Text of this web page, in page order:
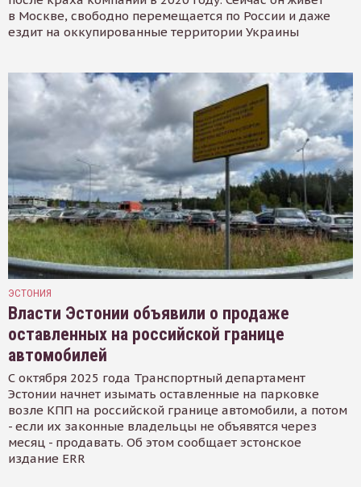
в Москве, свободно перемещается по России и даже
ездит на оккупированные территории Украины
ЭСТОНИЯ
Власти Эстонии объявили о продаже
оставленных на российской границе
автомобилей
С октября 2025 года Транспортный департамент
Эстонии начнет изымать оставленные на парковке
возле КПП на российской границе автомобили, а потом
- если их законные владельцы не объявятся через
месяц - продавать. Об этом сообщает эстонское
издание ERR